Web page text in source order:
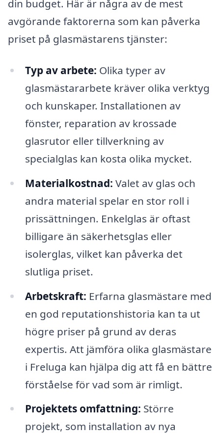
din budget. Här är några av de mest
avgörande faktorerna som kan påverka
priset på glasmästarens tjänster:
Typ av arbete: Olika typer av
glasmästararbete kräver olika verktyg
och kunskaper. Installationen av
fönster, reparation av krossade
glasrutor eller tillverkning av
specialglas kan kosta olika mycket.
Materialkostnad: Valet av glas och
andra material spelar en stor roll i
prissättningen. Enkelglas är oftast
billigare än säkerhetsglas eller
isolerglas, vilket kan påverka det
slutliga priset.
Arbetskraft: Erfarna glasmästare med
en god reputationshistoria kan ta ut
högre priser på grund av deras
expertis. Att jämföra olika glasmästare
i Freluga kan hjälpa dig att få en bättre
förståelse för vad som är rimligt.
Projektets omfattning: Större
projekt, som installation av nya